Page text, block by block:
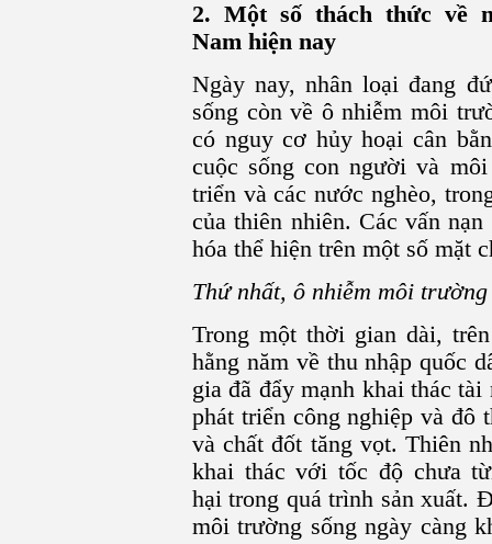
2. Một số thách thức về
Nam hiện nay
Ngày nay, nhân loại đang
sống còn về ô nhiễm môi
có nguy cơ hủy hoại cân
cuộc sống con người và
triển và các nước nghèo,
của thiên nhiên. Các vấn
hóa thể hiện trên một số mặt
Thứ nhất, ô nhiễm môi
Trong một thời gian dài,
hằng năm về thu nhập quốc
gia đã đẩy mạnh khai thác
phát triển công nghiệp và đô
và chất đốt tăng vọt. Thiên
khai thác với tốc độ chưa
hại trong quá trình sản xuất.
môi trường sống ngày càng